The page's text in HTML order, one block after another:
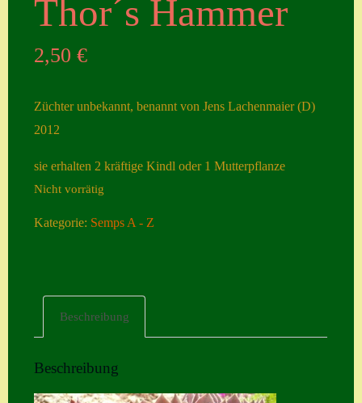
Seiten
Geschäftsbedingu
Comeback &
Thor´s Hammer
2,50€
Züchter unbekannt, benannt von Jens Lachenmaier (D)
2012
sie erhalten 2 kräftige Kindl oder 1 Mutterpflanze
Nicht vorrätig
Kategorie: Semps A - Z
Beschreibung
Beschreibung